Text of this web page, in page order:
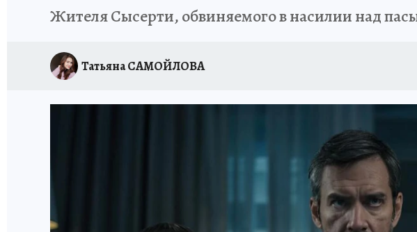
Жителя Сысерти, обвиняемого в насилии над
Татьяна САМОЙЛОВА